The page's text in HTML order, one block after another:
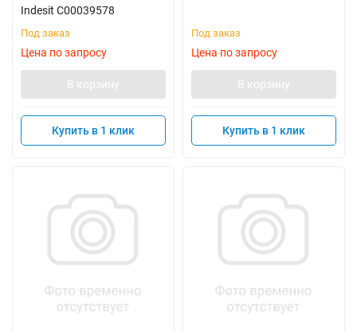
Indesit C00039578
Под заказ
Цена по запросу
В корзину
Купить в 1 клик
Под заказ
Цена по запросу
В корзину
Купить в 1 клик